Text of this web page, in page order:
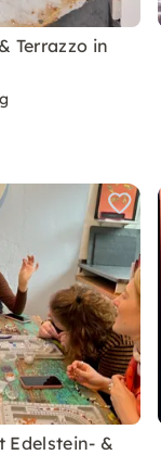
Terrazzo in
Edelstein- &